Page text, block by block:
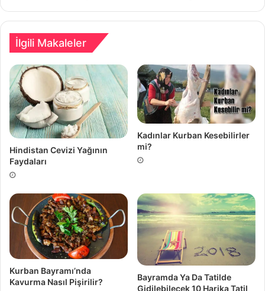
İlgili Makaleler
Hindistan Cevizi Yağının
Faydaları
Kadınlar Kurban Kesebilirler
mi?
Kurban Bayramı’nda
Kavurma Nasıl Pişirilir?
Bayramda Ya Da Tatilde
Gidilebilecek 10 Harika Tatil